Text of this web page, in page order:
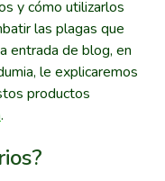
y cómo utilizarlos
las plagas que
entrada de blog, en
le explicaremos
productos
.